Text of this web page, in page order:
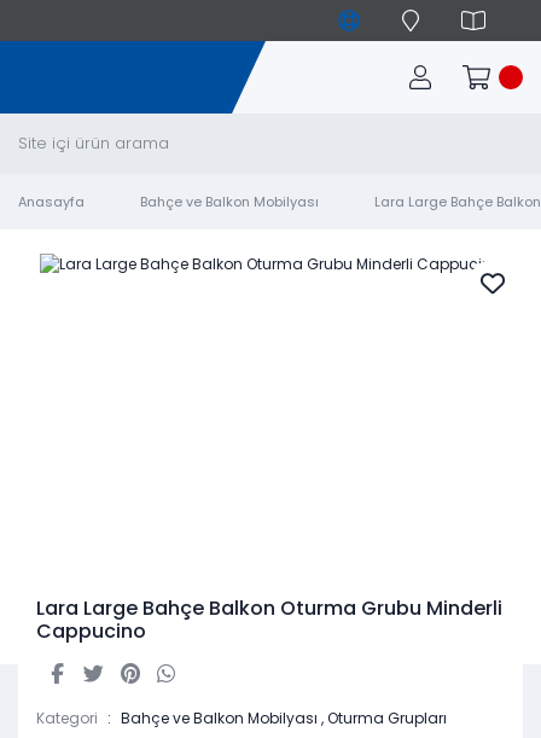
Anasayfa Bahçe ve Balkon Mobilyası Lara Large Bahçe
Lara Large Bahçe Balkon Oturma Grubu Minderli
Cappucino
Kategori Bahçe ve Balkon Mobilyası ,Oturma Grupları